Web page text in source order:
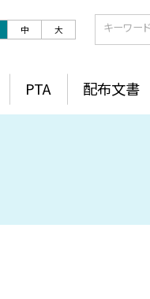
中 大
PTA 配布文書